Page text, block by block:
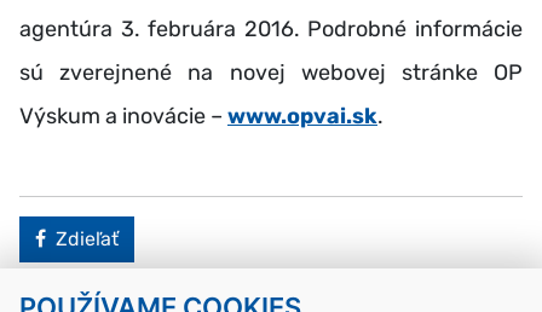
agentúra 3. februára 2016. Podrobné informácie
sú zverejnené na novej webovej stránke OP
Výskum a inovácie – www.opvai.sk.
Facebook
Zdieľať